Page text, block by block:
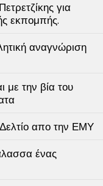
για
εκπομπής.
αναγνώριση
με την βία του
απο την ΕΜΥ
ένας